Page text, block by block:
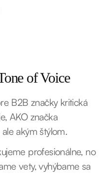
of Voice
B2B značky kritická
AKO značka
akým štýlom.
profesionálne, no
vety, vyhýbame sa